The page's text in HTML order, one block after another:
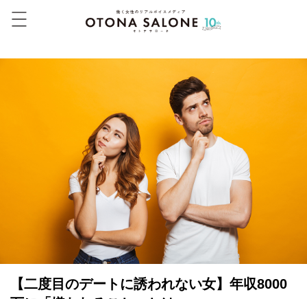
【二度目のデートに誘われない女】年収8000